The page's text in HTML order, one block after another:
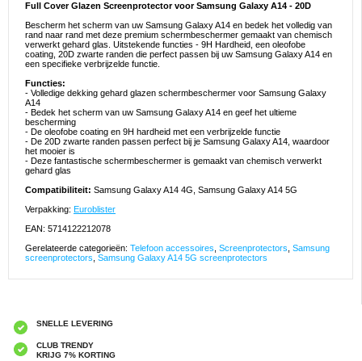
Full Cover Glazen Screenprotector voor Samsung Galaxy A14 - 20D
Bescherm het scherm van uw Samsung Galaxy A14 en bedek het volledig van
rand naar rand met deze premium schermbeschermer gemaakt van chemisch
verwerkt gehard glas. Uitstekende functies - 9H Hardheid, een oleofobe
coating, 20D zwarte randen die perfect passen bij uw Samsung Galaxy A14 en
een specifieke verbrijzelde functie.
Functies:
- Volledige dekking gehard glazen schermbeschermer voor Samsung Galaxy
A14
- Bedek het scherm van uw Samsung Galaxy A14 en geef het ultieme
bescherming
- De oleofobe coating en 9H hardheid met een verbrijzelde functie
- De 20D zwarte randen passen perfect bij je Samsung Galaxy A14, waardoor
het mooier is
- Deze fantastische schermbeschermer is gemaakt van chemisch verwerkt
gehard glas
Compatibiliteit: Samsung Galaxy A14 4G, Samsung Galaxy A14 5G
Verpakking: Euroblister
EAN: 5714122212078
Gerelateerde categorieën: Telefoon accessoires Screenprotectors Samsung
screenprotectors Samsung Galaxy A14 5G screenprotectors
SNELLE LEVERING
CLUB TRENDY
KRIJG 7% KORTING